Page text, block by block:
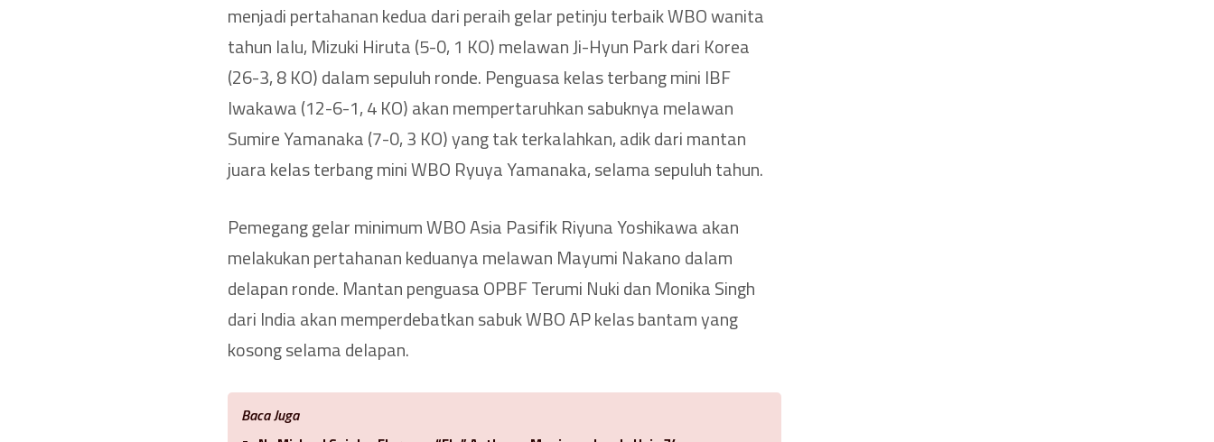
menjadi pertahanan kedua dari peraih gelar petinju terbaik WBO wanita
tahun lalu, Mizuki Hiruta (5-0, 1 KO) melawan Ji-Hyun Park dari Korea
(26-3, 8 KO) dalam sepuluh ronde. Penguasa kelas terbang mini IBF
Iwakawa (12-6-1, 4 KO) akan mempertaruhkan sabuknya melawan
Sumire Yamanaka (7-0, 3 KO) yang tak terkalahkan, adik dari mantan
juara kelas terbang mini WBO Ryuya Yamanaka, selama sepuluh tahun.
Pemegang gelar minimum WBO Asia Pasifik Riyuna Yoshikawa akan
melakukan pertahanan keduanya melawan Mayumi Nakano dalam
delapan ronde. Mantan penguasa OPBF Terumi Nuki dan Monika Singh
dari India akan memperdebatkan sabuk WBO AP kelas bantam yang
kosong selama delapan.
Baca Juga